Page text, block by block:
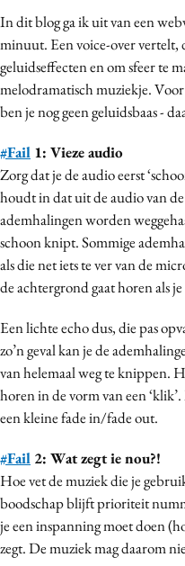
Effectiviteit
Gedragsverandering
Influencer marketing
Interne communicatie
Martech
Media
Merkstrategie
PR
Programmatic
Purpose Marketing
Reputatie & crisis
In dit blog ga ik uit van een
minuut. Een voice-over
geluidseffecten en om sfeer te
melodramatisch muziekje.
ben je nog geen geluidsbaas -
#Fail 1: Vieze audio
Zorg dat je de audio eerst
houdt in dat uit de audio van de
ademhalingen worden
schoon knipt. Sommige
als die net iets te ver van de
de achtergrond gaat horen als
Een lichte echo dus, die pas
zo’n geval kan je de
van helemaal weg te knippen.
horen in de vorm van een
een kleine fade in/fade out.
#Fail 2: Wat zegt ie nou?!
Hoe vet de muziek die je
boodschap blijft prioriteit
je een inspanning moet doen
zegt. De muziek mag daarom